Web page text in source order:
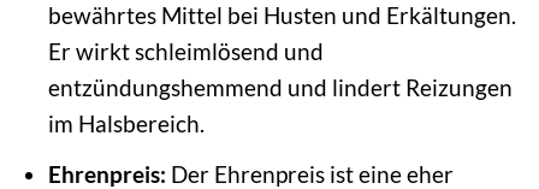
bewährtes Mittel bei Husten und Erkältungen.
Er wirkt schleimlösend und
entzündungshemmend und lindert Reizungen
im Halsbereich.
Ehrenpreis: Der Ehrenpreis ist eine eher